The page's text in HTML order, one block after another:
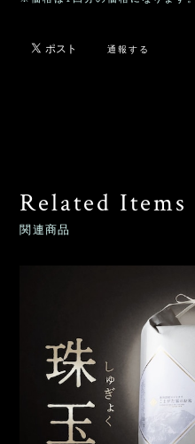
通報する
Related Items
関連商品